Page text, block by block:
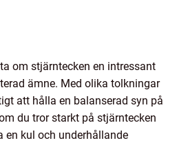
om stjärntecken en intressant
ämne. Med olika tolkningar
att hålla en balanserad syn på
du tror starkt på stjärntecken
en kul och underhållande